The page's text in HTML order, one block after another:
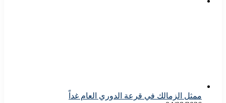
ممثل الزمالك في قرعة الدوري العام غداً